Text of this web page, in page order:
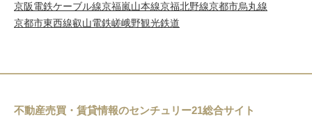
京阪電鉄ケーブル線京福嵐山本線京福北野線京都市烏丸線
京都市東西線叡山電鉄嵯峨野観光鉄道
不動産売買・賃貸情報のセンチュリー21総合サイト